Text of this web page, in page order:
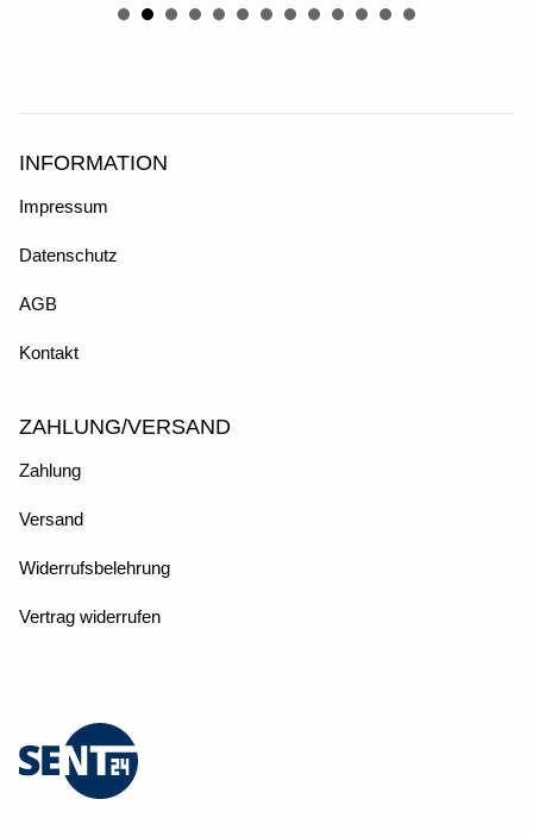
INFORMATION
Impressum
Datenschutz
AGB
Kontakt
ZAHLUNG/VERSAND
Zahlung
Versand
Widerrufsbelehrung
Vertrag widerrufen